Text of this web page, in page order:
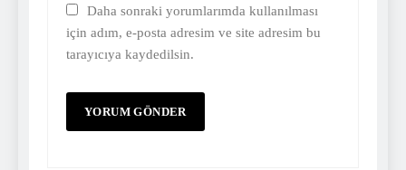
Daha sonraki yorumlarımda kullanılması
için adım, e-posta adresim ve site adresim bu
tarayıcıya kaydedilsin.